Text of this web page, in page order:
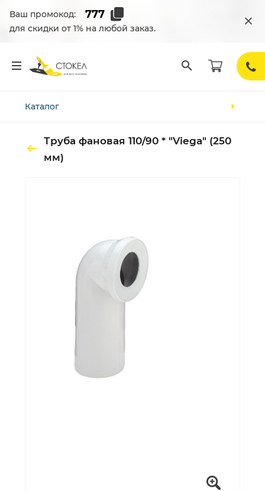
Ваш промокод:
для скидки от 1% на любой заказ.
Каталог
Труба фановая 110/90 * "Viega" (250
мм)